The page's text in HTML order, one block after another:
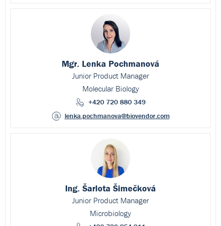
Mgr. Lenka Pochmanová
Junior Product Manager
Molecular Biology
+420 720 880 349
lenka.pochmanova@biovendor.com
Ing. Šarlota Šimečková
Junior Product Manager
Microbiology